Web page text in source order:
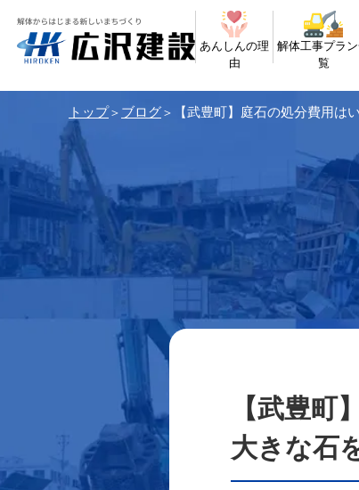
あんしんの理
由
解体工事プラ
覧
トップ＞ ブログ＞ 【武豊町】庭石の処分費用は
【武豊町
大きな石